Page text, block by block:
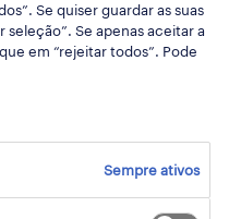
Se quiser guardar as suas
Se apenas aceitar a
em “rejeitar todos”. Pode
Sempre ativos